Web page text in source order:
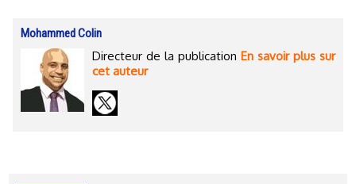
Mohammed Colin
Directeur de la publication En savoir plus sur
cet auteur